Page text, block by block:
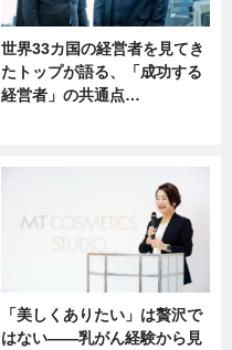
世界33カ国の経営者を見てき
たトップが語る、「成功する
経営者」の共通点…
「美しくありたい」は贅沢で
はない――乳がん経験から見